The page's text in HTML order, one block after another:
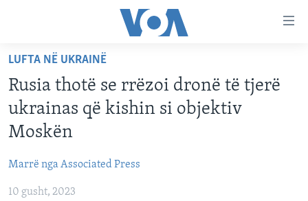
faqen
kryesore
Kalo
tek
faqja
Kalo
tek
FAQJA KRYESORE
KATEGORITË
AMERIKA
EVROPA
BOTA
DITARI
Learning English
FOLLOW US
LUFTA NË UKRAINË
Rusia thotë se rrëzoi dronë të tjerë
ukrainas që kishin si objektiv
Moskën
Marrë nga Associated Press
10 gusht, 2023